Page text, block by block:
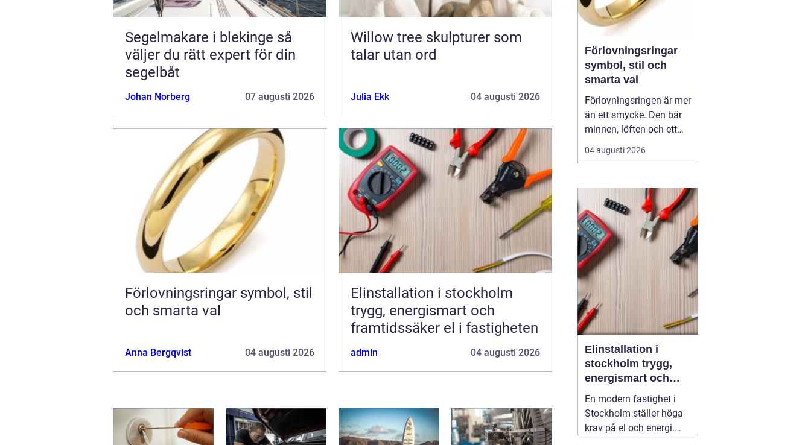
Segelmakare i blekinge så
väljer du rätt expert för din
segelbåt
Johan Norberg 07 augusti 2026
Willow tree skulpturer som
talar utan ord
Julia Ekk 04 augusti 2026
Förlovningsringar symbol, stil
och smarta val
Anna Bergqvist 04 augusti 2026
Elinstallation i stockholm
trygg, energismart och
framtidssäker el i fastigheten
admin 04 augusti 2026
Förlovningsringar
symbol, stil och
smarta val
Förlovningsringen är mer
än ett smycke. Den bär
minnen, löften och ett
vardagsliv tillsammans.
Samtidigt innebär valet
vilket material håller
bäst, hur skiljer sig olika
stilar åt och hur hittar
man rätt storlek utan
stress? Med...
04 augusti 2026
Elinstallation i
stockholm trygg,
energismart och
framtidssäker el i
fastigheten
En modern fastighet i
Stockholm ställer höga
krav på el och energi.